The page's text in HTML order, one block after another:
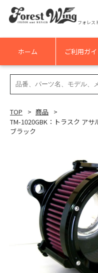
フォレス
ホーム ご利用ガイ
検
索
果:
TOP
商品
TM-1020GBK：トラスク ア
ブラック